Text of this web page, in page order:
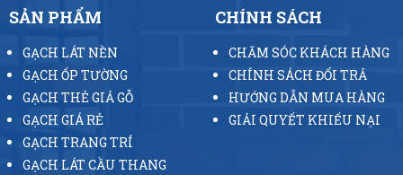
SẢN PHẨM
GẠCH LÁT NỀN
GẠCH ỐP TƯỜNG
GẠCH THẺ GIẢ GỖ
GẠCH GIÁ RẺ
GẠCH TRANG TRÍ
GẠCH LÁT CẦU THANG
CHÍNH SÁCH
CHĂM SÓC KHÁCH HÀNG
CHÍNH SÁCH ĐỔI TRẢ
HƯỚNG DẪN MUA HÀNG
GIẢI QUYẾT KHIẾU NẠI